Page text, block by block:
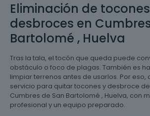
Eliminación de
desbroces en
Bartolomé , Huelva
Tras la tala, el tocón que queda puede
obstáculo o foco de plagas. También es
limpiar terrenos antes de usarlos. Por eso,
servicio para quitar tocones y desbroce
Cumbres de San Bartolomé , Huelva, con
profesional y un equipo preparado.